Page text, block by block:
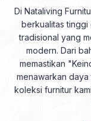
Di Nataliving
berkualitas tinggi
tradisional yang
modern. Dari
memastikan
menawarkan
koleksi furnitur